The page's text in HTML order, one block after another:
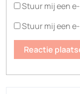
Stuur mij een
Stuur mij een